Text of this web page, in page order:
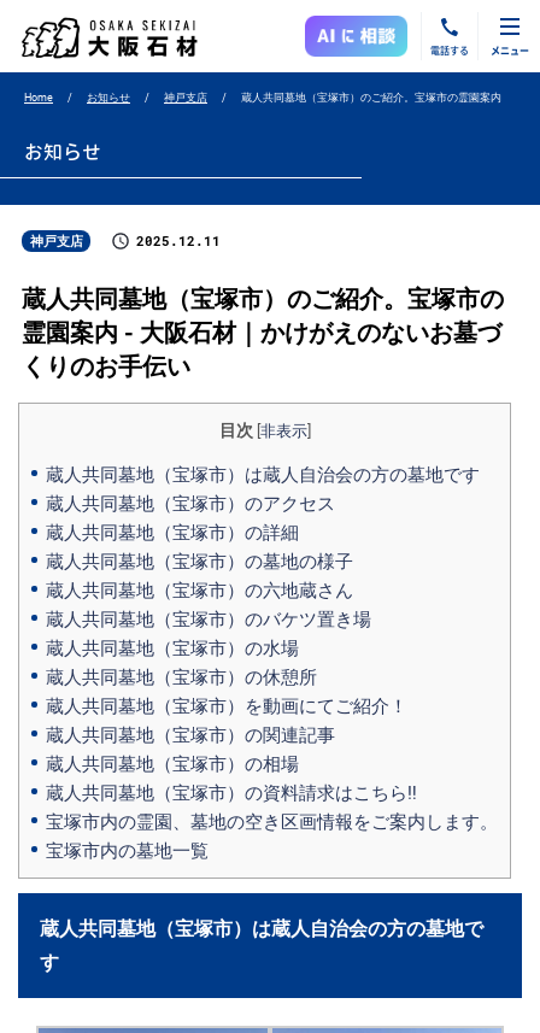
電話する メニュー
Home お知らせ 神戸支店 蔵人共同墓地（宝塚市）のご紹介。宝塚市の霊園案内
お知らせ
神戸支店 2025.12.11
蔵人共同墓地（宝塚市）のご紹介。宝塚市の
霊園案内 - 大阪石材｜かけがえのないお墓づ
くりのお手伝い
目次 非表示]
蔵人共同墓地（宝塚市）は蔵人自治会の方の墓地です
蔵人共同墓地（宝塚市）のアクセス
蔵人共同墓地（宝塚市）の詳細
蔵人共同墓地（宝塚市）の墓地の様子
蔵人共同墓地（宝塚市）の六地蔵さん
蔵人共同墓地（宝塚市）のバケツ置き場
蔵人共同墓地（宝塚市）の水場
蔵人共同墓地（宝塚市）の休憩所
蔵人共同墓地（宝塚市）を動画にてご紹介！
蔵人共同墓地（宝塚市）の関連記事
蔵人共同墓地（宝塚市）の相場
蔵人共同墓地（宝塚市）の資料請求はこちら‼
宝塚市内の霊園、墓地の空き区画情報をご案内します。
宝塚市内の墓地一覧
蔵人共同墓地（宝塚市）は蔵人自治会の方の墓地で
す